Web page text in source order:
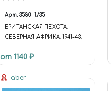
Арт. 3580 1/35
БРИТАНСКАЯ ПЕХОТА.
СЕВЕРНАЯ АФРИКА. 1941-43.
от 1140 ₽
aber